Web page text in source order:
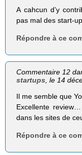
A cahcun d’y
pas mal des start-
Répondre à ce
Commentaire 12
startups , le 14
Il me semble que
Excellente
dans les sites de
Répondre à ce